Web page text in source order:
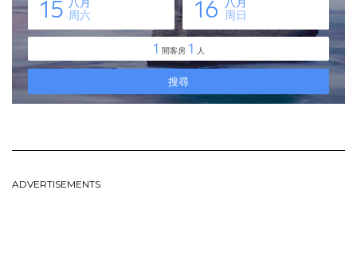
ADVERTISEMENTS